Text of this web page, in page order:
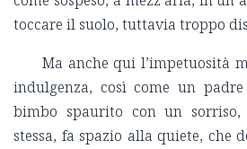
toccare il suolo, tuttavia troppo
Ma anche qui l’impetuosità
indulgenza, così come un
bimbo spaurito con un
stessa, fa spazio alla quiete, che